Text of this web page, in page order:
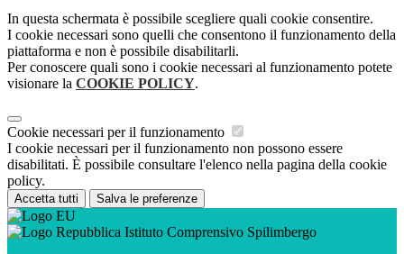
In questa schermata è possibile scegliere quali cookie consentire.
I cookie necessari sono quelli che consentono il funzionamento della
piattaforma e non è possibile disabilitarli.
Per conoscere quali sono i cookie necessari al funzionamento potete
visionare la COOKIE POLICY.
Cookie necessari per il funzionamento
I cookie necessari per il funzionamento non possono essere
disabilitati. È possibile consultare l'elenco nella pagina della cookie
policy.
Accetta tutti Salva le preferenze
Istituto Comprensivo Spilimbergo